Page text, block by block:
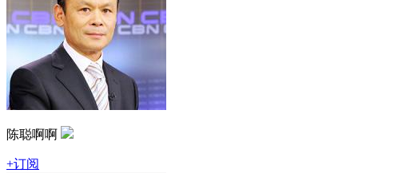
陈聪啊啊
+订阅